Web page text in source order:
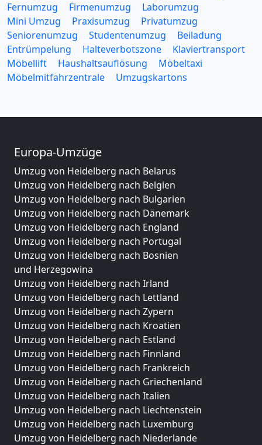
Fernumzug
Firmenumzug
Laborumzug
Mini Umzug
Praxisumzug
Privatumzug
Seniorenumzug
Studentenumzug
Beiladung
Entrümpelung
Halteverbotszone
Klaviertransport
Möbellift
Haushaltsauflösung
Möbeltaxi
Möbelmitfahrzentrale
Umzugskartons
Europa-Umzüge
Umzug von Heidelberg nach Belarus
Umzug von Heidelberg nach Belgien
Umzug von Heidelberg nach Bulgarien
Umzug von Heidelberg nach Dänemark
Umzug von Heidelberg nach England
Umzug von Heidelberg nach Portugal
Umzug von Heidelberg nach Bosnien
und Herzegowina
Umzug von Heidelberg nach Irland
Umzug von Heidelberg nach Lettland
Umzug von Heidelberg nach Zypern
Umzug von Heidelberg nach Kroatien
Umzug von Heidelberg nach Estland
Umzug von Heidelberg nach Finnland
Umzug von Heidelberg nach Frankreich
Umzug von Heidelberg nach Griechenland
Umzug von Heidelberg nach Italien
Umzug von Heidelberg nach Liechtenstein
Umzug von Heidelberg nach Luxemburg
Umzug von Heidelberg nach Niederlande